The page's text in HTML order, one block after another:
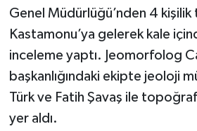
Genel Müdürlüğü’nden 4 kişilik
Kastamonu’ya gelerek kale
inceleme yaptı. Jeomorfolog
başkanlığındaki ekipte jeoloji
Türk ve Fatih Şavaş ile
yer aldı.
Dünya Haberleri
Yerel Haberler
Haber Arşivi